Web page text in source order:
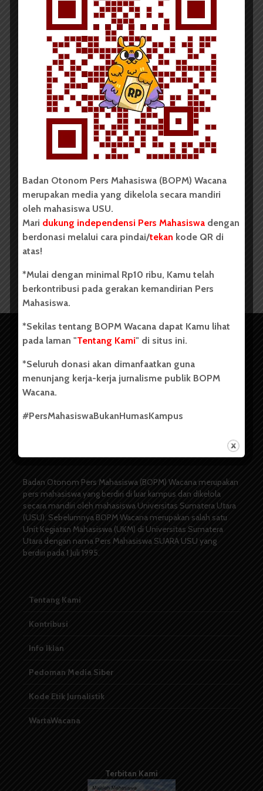
Redaksi
21 September 2018
2 menit waktu baca
Konsolidasi Akbar Gerakan
Mahasiswa Sumatera Utara
Badan Otonom Pers Mahasiswa (BOPM) Wacana merupakan
pers mahasiswa yang berdiri di luar kampus dan dikelola
secara mandiri oleh mahasiswa Universitas Sumatera Utara
(USU). Sebelumnya BOPM Wacana merupakan salah satu
Unit Kegiatan Mahasiswa (UKM) di Universitas Sumatera
Utara dengan nama Pers Mahasiswa SUARA USU yang
berdiri pada 1 Juli 1995.
Tentang Kami
Kontribusi
Info Iklan
Pedoman Media Siber
Kode Etik Jurnalistik
WartaWacana
Terbitan Kami
Badan Otonom Pers Mahasiswa (BOPM) Wacana
merupakan media yang dikelola secara mandiri
oleh mahasiswa USU.
Mari dukung independensi Pers Mahasiswa dengan
berdonasi melalui cara pindai/tekan kode QR di
atas!
*Mulai dengan minimal Rp10 ribu, Kamu telah
berkontribusi pada gerakan kemandirian Pers
Mahasiswa.
*Sekilas tentang BOPM Wacana dapat Kamu lihat
pada laman "Tentang Kami" di situs ini.
*Seluruh donasi akan dimanfaatkan guna
menunjang kerja-kerja jurnalisme publik BOPM
Wacana.
#PersMahasiswaBukanHumasKampus